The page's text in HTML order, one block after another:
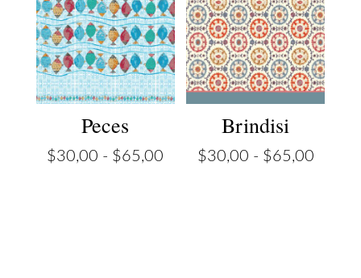
$30,00
hasta
$65,00
hasta
Peces
$30,00 - $65,00 Rango
Brindisi
$30,00 - $65,00Rango